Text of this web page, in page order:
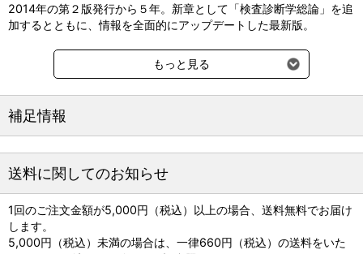
2014年の第２版発行から５年。新章として「検査診断学総論」を追
加するとともに、情報を全面的にアップデートした最新版。
POMRによる症例へのアプローチ、日常の診療に欠かせないCBCや
血液化学検査の方法・解釈を基本から網羅し、また肝疾患や腎疾患
組み立てについても詳説。
●新章として「検査診断学総論」を追加
●検査および治療についての最新知見、情報を追加
●重症熱性血小板減少症候群（SFTS）など最新の疾病情報を追加
●写真を新規で追加。また一部の写真をより分かりやすいものに変
更
●参考文献、薬剤、検査機器などの情報についてもアップデート
もっと見る
補足情報
送料に関してのお知らせ
1回のご注文金額が5,000円（税込）以上の場合、送料無料でお届け
します。
5,000円（税込）未満の場合は、一律660円（税込）の送料をいた